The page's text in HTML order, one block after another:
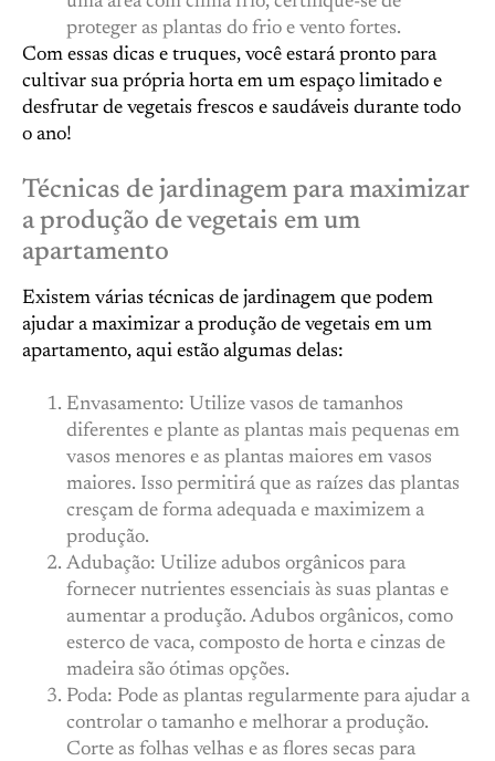
proteger as plantas do frio e vento fortes.
Com essas dicas e truques, você estará pronto para
cultivar sua própria horta em um espaço limitado e
desfrutar de vegetais frescos e saudáveis ​​durante todo
o ano!
Técnicas de jardinagem para maximizar
a produção de vegetais em um
apartamento
Existem várias técnicas de jardinagem que podem
ajudar a maximizar a produção de vegetais em um
apartamento, aqui estão algumas delas:
Envasamento: Utilize vasos de tamanhos
diferentes e plante as plantas mais pequenas em
vasos menores e as plantas maiores em vasos
maiores. Isso permitirá que as raízes das plantas
cresçam de forma adequada e maximizem a
produção.
Adubação: Utilize adubos orgânicos para
fornecer nutrientes essenciais às suas plantas e
aumentar a produção. Adubos orgânicos, como
esterco de vaca, composto de horta e cinzas de
madeira são ótimas opções.
Poda: Pode as plantas regularmente para ajudar a
controlar o tamanho e melhorar a produção.
Corte as folhas velhas e as flores secas para